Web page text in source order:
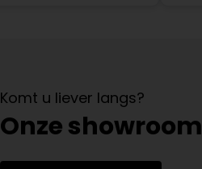
Komt u liever langs?
Onze showroom